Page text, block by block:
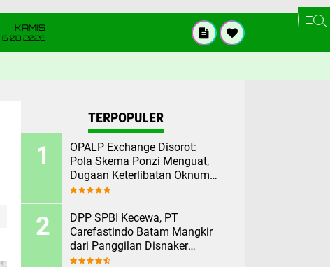
KAMIS
6 08 2026
TERPOPULER
OPALP Exchange Disorot:
Pola Skema Ponzi Menguat,
Dugaan Keterlibatan Oknum
ASN melanggar Aturan.
DPP SPBI Kecewa, PT
Carefastindo Batam Mangkir
dari Panggilan Disnaker
Terkait PHK Sepihak